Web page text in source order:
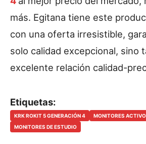
más. Egitana tiene este
con una oferta irresistible,
solo calidad excepcional, sino
excelente relación calidad-
Etiquetas:
KRK ROKIT 5 GENERACIÓN 4
MONITORES
MONITORES DE ESTUDIO